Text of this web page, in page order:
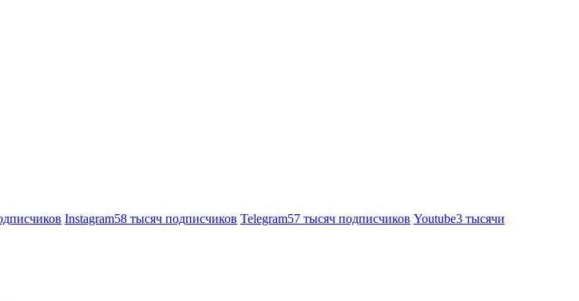
Instagram58 тысяч подписчиков Telegram57 тысяч подписчиков Youtube3 тысячи